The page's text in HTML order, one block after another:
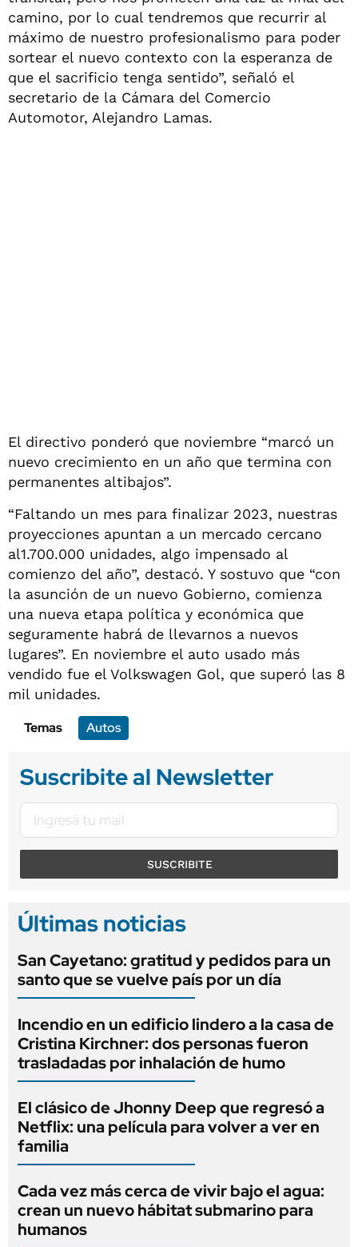
camino, por lo cual tendremos que recurrir al
máximo de nuestro profesionalismo para poder
sortear el nuevo contexto con la esperanza de
que el sacrificio tenga sentido”, señaló el
secretario de la Cámara del Comercio
Automotor, Alejandro Lamas.
El directivo ponderó que noviembre “marcó un
nuevo crecimiento en un año que termina con
permanentes altibajos”.
“Faltando un mes para finalizar 2023, nuestras
proyecciones apuntan a un mercado cercano
al1.700.000 unidades, algo impensado al
comienzo del año”, destacó. Y sostuvo que “con
la asunción de un nuevo Gobierno, comienza
una nueva etapa política y económica que
seguramente habrá de llevarnos a nuevos
lugares”. En noviembre el auto usado más
vendido fue el Volkswagen Gol, que superó las 8
mil unidades.
Temas
Autos
Suscribite al Newsletter
SUSCRIBITE
Últimas noticias
San Cayetano: gratitud y pedidos para un
santo que se vuelve país por un día
Incendio en un edificio lindero a la casa de
Cristina Kirchner: dos personas fueron
trasladadas por inhalación de humo
El clásico de Jhonny Deep que regresó a
Netflix: una película para volver a ver en
familia
Cada vez más cerca de vivir bajo el agua:
crean un nuevo hábitat submarino para
humanos